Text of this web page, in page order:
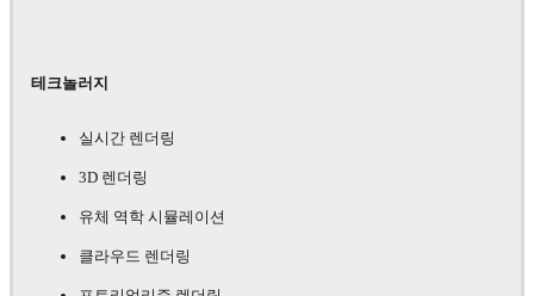
테크놀러지
실시간 렌더링
3D 렌더링
유체 역학 시뮬레이션
클라우드 렌더링